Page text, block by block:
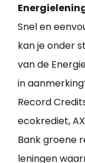
Snel en
kan je onder
van de
in
Record
ecokrediet,
Bank groene
leningen